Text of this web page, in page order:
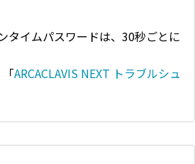
イムパスワードは、30秒ごとに
ARCACLAVIS NEXT トラブルシュ